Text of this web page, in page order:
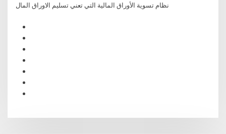
نظام تسوية الأوراق المالية التي تعني تسليم الاوراق المال